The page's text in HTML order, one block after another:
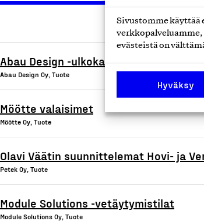
Sivustomme käyttää
verkkopalveluamme,
evästeistä on
Hyväksy
Abau Design -ulkokalusteet ja
Abau Design Oy, Tuote
Möötte valaisimet
Möötte Oy, Tuote
Olavi Väätin suunnittelemat Hovi- ja
Petek Oy, Tuote
Module Solutions -vetäytymistilat
Module Solutions Oy, Tuote